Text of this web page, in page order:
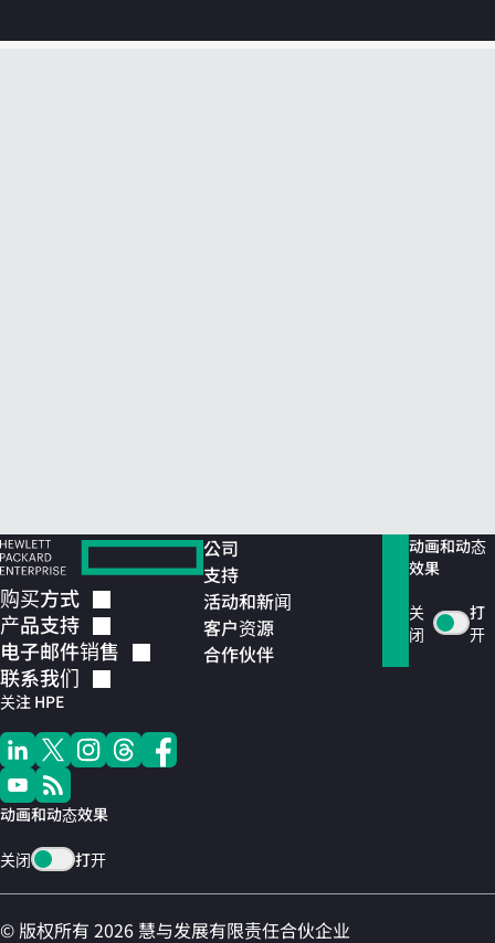
您的购物车目前是空的
购买方式
产品支持
电子邮件销售
联系我们
关注 HPE
动画和动态效果
关闭 打开
公司
支持
活动和新闻
客户资源
合作伙伴
动画和动态
效果
关
闭
打
开
© 版权所有 2026 慧与发展有限责任合伙企业